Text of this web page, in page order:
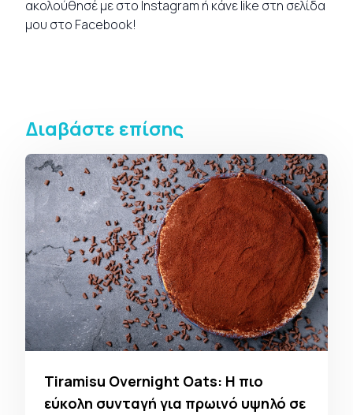
ακολούθησέ με στο Instagram ή κάνε like στη σελίδα
μου στο Facebook!
Διαβάστε επίσης
Tiramisu Overnight Oats: Η πιο
εύκολη συνταγή για πρωινό υψηλό σε